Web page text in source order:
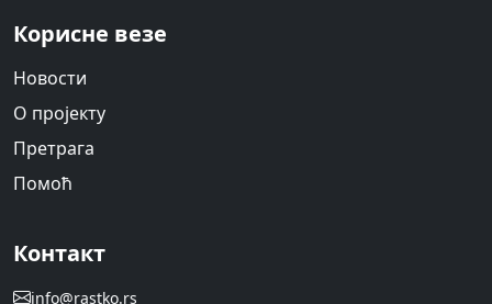
Корисне везе
Новости
О пројекту
Претрага
Помоћ
Контакт
info@rastko.rs